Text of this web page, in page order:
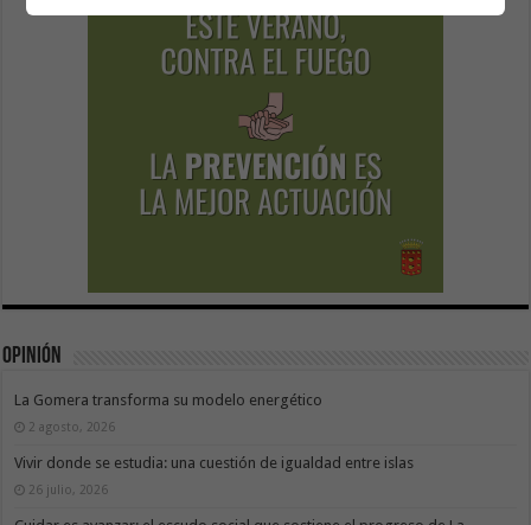
Opinión
La Gomera transforma su modelo energético
2 agosto, 2026
Vivir donde se estudia: una cuestión de igualdad entre islas
26 julio, 2026